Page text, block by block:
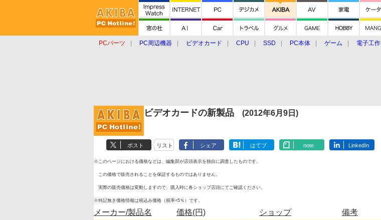
PCパーツ PC周辺機器 ビデオカード CPU SSD PC本体 ゲーム 電子工作
ビデオカードの新製品 (2012年6月9日)
ポスト リスト シェア はてブ note LinkedIn
※このページにおける価格などは、編集部が店頭表示を独自に調査したものです。
この価格で販売されることを保証するものではありません。
実際の販売価格は変動しますので、購入時に各ショップ店頭にてご確認ください。
※特記無き価格情報は税込み価格（税率=5％）です。
メーカー/製品名 価格(円) ショップ
備考